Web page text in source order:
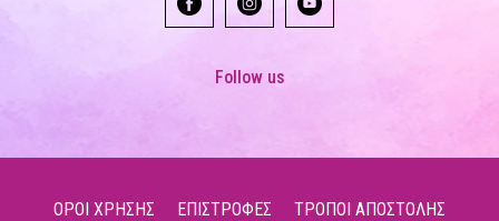
Follow us
ΟΡΟΙ ΧΡΗΣΗΣ ΕΠΙΣΤΡΟΦΕΣ ΤΡΟΠΟΙ ΑΠΟΣΤΟΛΗΣ